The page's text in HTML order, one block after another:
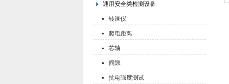
通用安全类检测设备
转速仪
爬电距离
芯轴
间隙
抗电强度测试